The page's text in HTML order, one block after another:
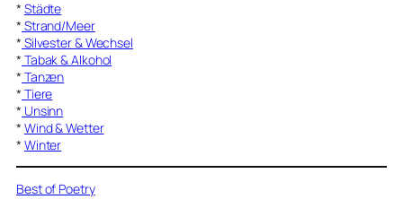
* Städte
* Strand/Meer
* Silvester & Wechsel
* Tabak & Alkohol
* Tanzen
* Tiere
* Unsinn
* Wind & Wetter
* Winter
Best of Poetry